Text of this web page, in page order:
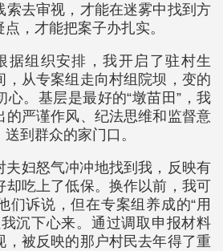
索去审视，才能在迷雾中找到方
，才能把案子办扎实。
据组织安排，我开启了驻村生
，从专案组走向村组院坝，变的
心。基层是最好的“墩苗田”，我
的严谨作风、纪法思维和监督意
到群众的家门口。
夫妇怒气冲冲地找到我，反映有
却吃上了低保。换作以前，我可
们诉说，但在专案组养成的“用
沉下心来。通过调取申报材料
，被反映的那户村民去年得了重